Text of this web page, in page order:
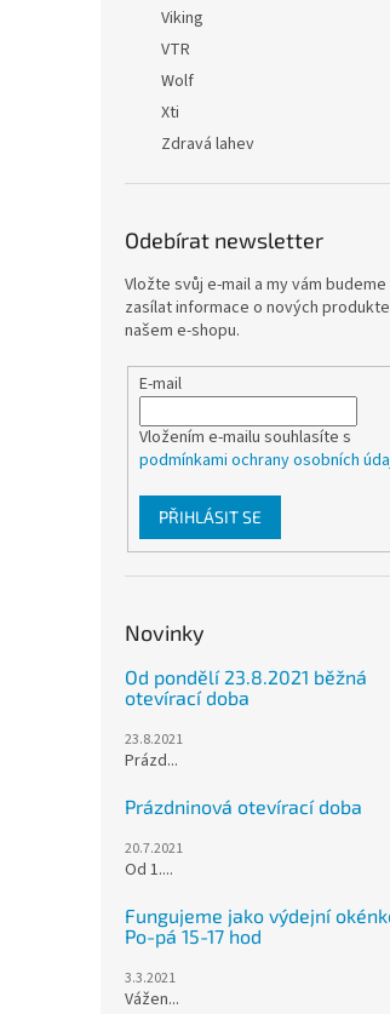
Viking
VTR
Wolf
Xti
Zdravá lahev
Odebírat newsletter
Vložte svůj e-mail a my vám budeme
zasílat informace o nových
našem e-shopu.
E-mail
Vložením e-mailu souhlasíte s
podmínkami ochrany osobních
PŘIHLÁSIT SE
Novinky
Od pondělí 23.8.2021 běžná
otevírací doba
23.8.2021
Prázd...
Prázdninová otevírací doba
20.7.2021
Od 1....
Fungujeme jako výdejní
Po-pá 15-17 hod
3.3.2021
Vážen...